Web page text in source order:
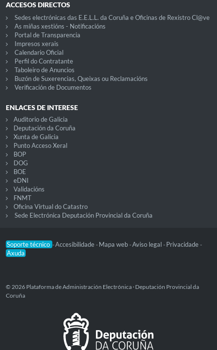
ACCESOS DIRECTOS
Sedes electrónicas das E.E.L.L. da Coruña e Oficinas de Rexistro Cl@ve
As miñas xestións - Notificacións
Portal de Transparencia
Impresos xerais
Calendario Oficial
Perfil do Contratante
Taboleiro de Anuncios
Buzón de Suxerencias, Queixas ou Reclamacións
Verificación de Documentos
ENLACES DE INTERESE
Auditorio de Galicia
Deputación da Coruña
Xunta de Galicia
Punto Acceso Xeral
BOP
DOG
BOE
eDNI
Validacións
FNMT
Oficina Virtual do Catastro
Sede Electrónica Deputación Provincial da Coruña
Soporte técnico -Accesibilidade - Mapa web -Aviso legal - Privacidade -
Axuda
© 2026 Plataforma de Administración Electrónica · Deputación Provincial da
Coruña